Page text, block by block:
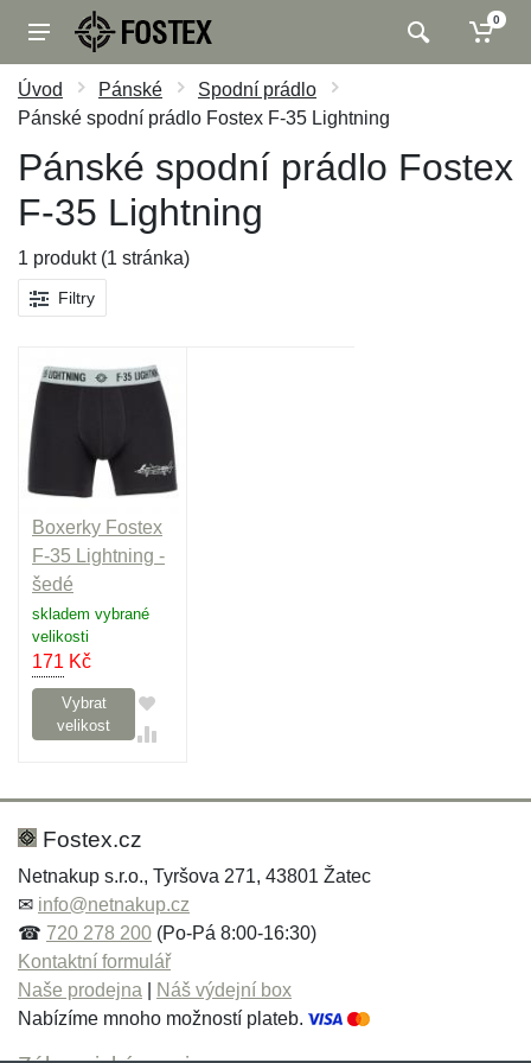
0
Úvod Pánské
Spodní prádlo
Pánské spodní prádlo Fostex F-35 Lightning
Pánské spodní prádlo Fostex
F-35 Lightning
1 produkt (1 stránka)
Filtry
Boxerky Fostex
F-35 Lightning -
šedé
skladem vybrané
velikosti
171 Kč
Vybrat
velikost
Fostex.cz
Netnakup s.r.o., Tyršova 271, 43801 Žatec
✉ info@netnakup.cz
☎ 720 278 200 (Po-Pá 8:00-16:30)
Kontaktní formulář
Naše prodejna
Náš výdejní box
Nabízíme mnoho možností plateb.